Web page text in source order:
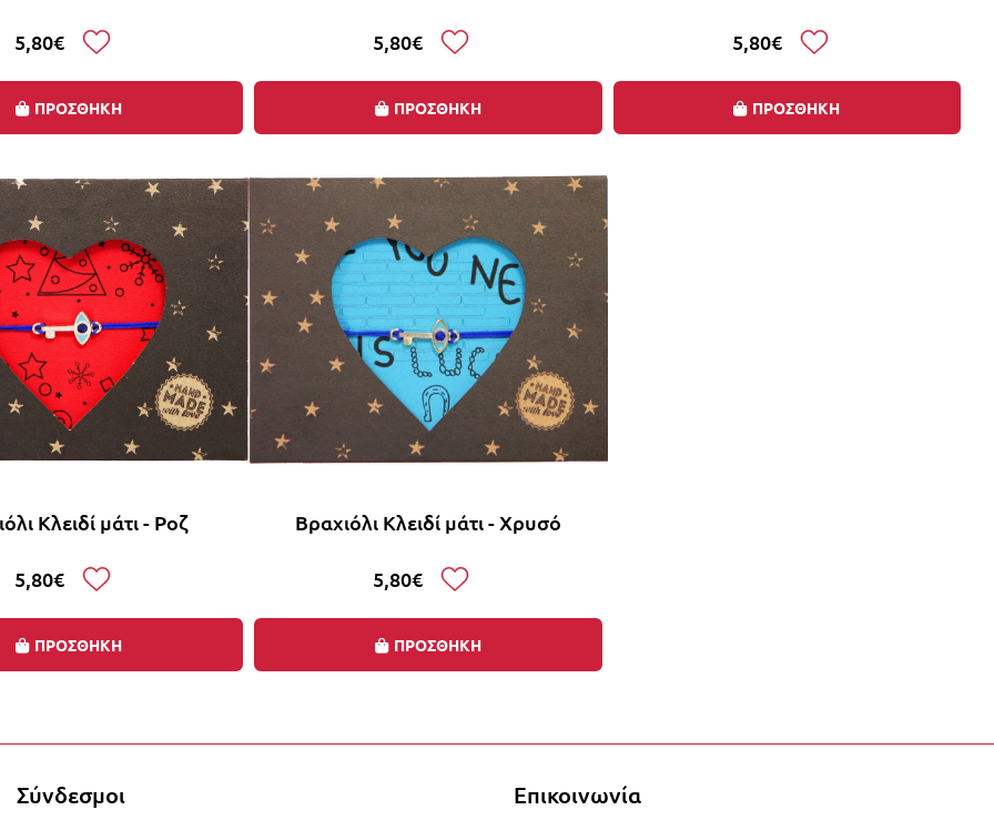
5,80€
ΠΡΟΣΘΗΚΗ
5,80€
ΠΡΟΣΘΗΚΗ
5,80€
ΠΡΟΣΘΗΚΗ
Κλειδί μάτι - Ροζ
5,80€
ΠΡΟΣΘΗΚΗ
Βραχιόλι Κλειδί μάτι - Χρυσό
5,80€
ΠΡΟΣΘΗΚΗ
Σύνδεσμοι Επικοινωνία